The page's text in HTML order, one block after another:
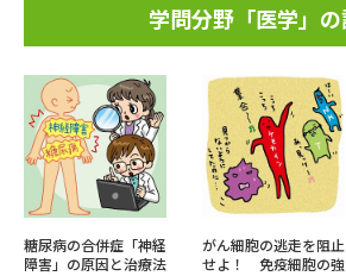
学問分野「医学」
糖尿病の合併症「神経
障害」の原因と治療法
がん細胞の逃走を阻止
せよ！ 免疫細胞の強